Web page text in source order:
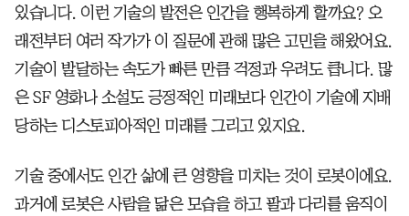
있습니다. 이런 기술의 발전은 인간을 행복하게 할까요? 오
래전부터 여러 작가가 이 질문에 관해 많은 고민을 해왔어요.
기술이 발달하는 속도가 빠른 만큼 걱정과 우려도 큽니다. 많
은 SF 영화나 소설도 긍정적인 미래보다 인간이 기술에 지배
당하는 디스토피아적인 미래를 그리고 있지요.
기술 중에서도 인간 삶에 큰 영향을 미치는 것이 로봇이에요.
과거에 로봇은 사람을 닮은 모습을 하고 팔과 다리를 움직이